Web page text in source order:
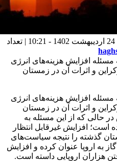
شناسه خبر : 2096 | تاریخ انتشار : 24 اردیبهشت 1402 - 10:21 | تعداد
افزایش هزینه‌های انرژی
و اثرات آن در زمستان
افزایش هزینه‌های انرژی
و اثرات آن در زمستان
حالی که از این مسئله به
است؛ افزایش غیرقابل انتظار
گذشته را نتیجه سیاست‌های
به اروپا عنوان کرده و افزایش
هزاران اروپایی داسته است.